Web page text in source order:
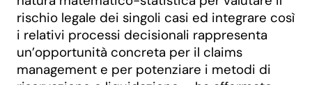
rischio legale dei singoli casi ed integrare così
i relativi processi decisionali rappresenta
un’opportunità concreta per il claims
management e per potenziare i metodi di